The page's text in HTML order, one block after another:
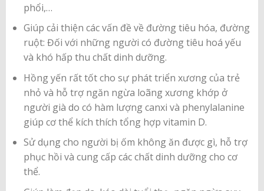
phổi,…
Giúp cải thiện các vấn đề về đường tiêu hóa, đường
ruột: Đối với những người có đường tiêu hoá yếu
và khó hấp thu chất dinh dưỡng.
Hồng yến rất tốt cho sự phát triển xương của trẻ
nhỏ và hỗ trợ ngăn ngừa loãng xương khớp ở
người già do có hàm lượng canxi và phenylalanine
giúp cơ thể kích thích tổng hợp vitamin D.
Sử dụng cho người bị ốm không ăn được gì, hỗ trợ
phục hồi và cung cấp các chất dinh dưỡng cho cơ
thể.